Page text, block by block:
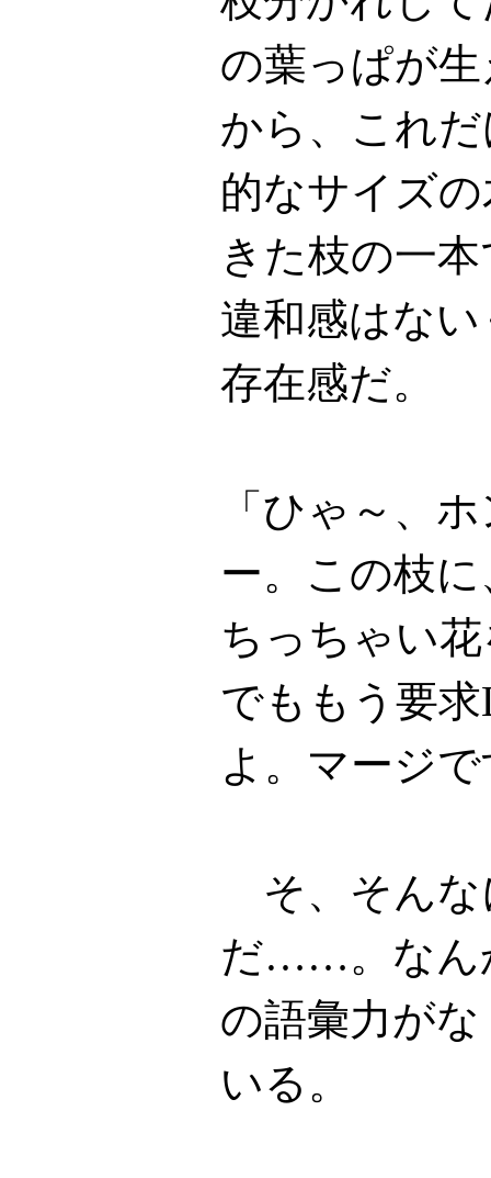
の葉っぱが
から、これ
的なサイズ
きた枝の一
違和感はな
存在感だ。
「ひゃ～、
ー。この枝
ちっちゃい
でももう要
よ。マージ
そ、そんな
だ……。なん
の語彙力が
いる。